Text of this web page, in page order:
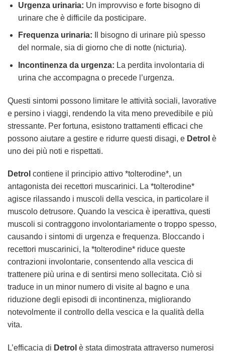
Urgenza urinaria: Un improvviso e forte bisogno di
urinare che è difficile da posticipare.
Frequenza urinaria: Il bisogno di urinare più spesso
del normale, sia di giorno che di notte (nicturia).
Incontinenza da urgenza: La perdita involontaria di
urina che accompagna o precede l’urgenza.
Questi sintomi possono limitare le attività sociali, lavorative
e persino i viaggi, rendendo la vita meno prevedibile e più
stressante. Per fortuna, esistono trattamenti efficaci che
possono aiutare a gestire e ridurre questi disagi, e Detrol è
uno dei più noti e rispettati.
Detrol contiene il principio attivo *tolterodine*, un
antagonista dei recettori muscarinici. La *tolterodine*
agisce rilassando i muscoli della vescica, in particolare il
muscolo detrusore. Quando la vescica è iperattiva, questi
muscoli si contraggono involontariamente o troppo spesso,
causando i sintomi di urgenza e frequenza. Bloccando i
recettori muscarinici, la *tolterodine* riduce queste
contrazioni involontarie, consentendo alla vescica di
trattenere più urina e di sentirsi meno sollecitata. Ciò si
traduce in un minor numero di visite al bagno e una
riduzione degli episodi di incontinenza, migliorando
notevolmente il controllo della vescica e la qualità della
vita.
L’efficacia di Detrol è stata dimostrata attraverso numerosi